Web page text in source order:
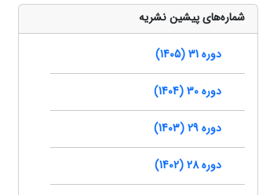
شماره‌های پیشین نشریه
دوره 31 (1405)
دوره 30 (1404)
دوره 29 (1403)
دوره 28 (1402)